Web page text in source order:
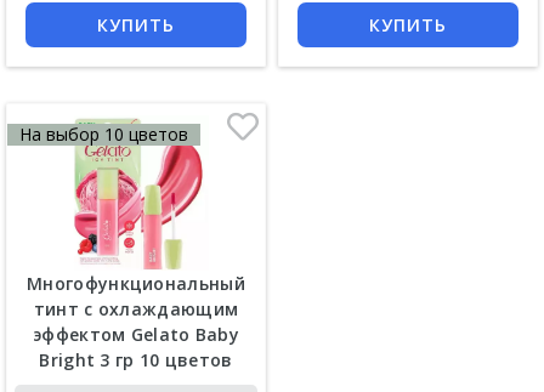
КУПИТЬ КУПИТЬ
На выбор 10 цветов
Многофункциональный
тинт с охлаждающим
эффектом Gelato Baby
Bright 3 гр 10 цветов